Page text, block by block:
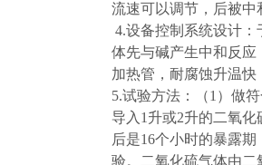
流速可以调节，后被中
4.设备控制系统设计
体先与碱产生中和反
加热管，耐腐蚀升温
5.试验方法：（1）做
导入1升或2升的二氧
后是16个小时的暴露
验。二氧化硫气体由二